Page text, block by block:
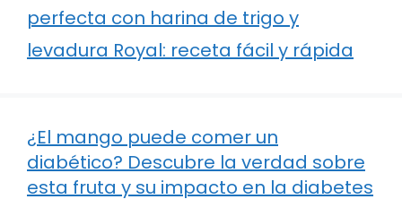
perfecta con harina de trigo y
levadura Royal: receta fácil y rápida
¿El mango puede comer un
diabético? Descubre la verdad sobre
esta fruta y su impacto en la diabetes